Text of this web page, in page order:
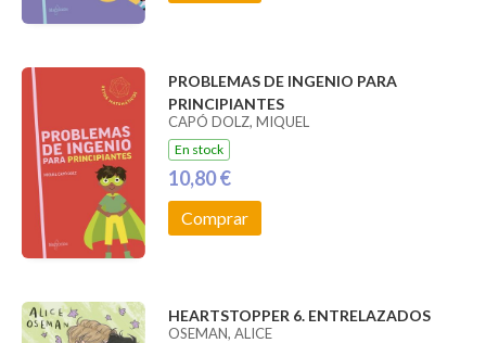
PROBLEMAS DE INGENIO PARA
PRINCIPIANTES
CAPÓ DOLZ, MIQUEL
En stock
10,80 €
Comprar
HEARTSTOPPER 6. ENTRELAZADOS
OSEMAN, ALICE